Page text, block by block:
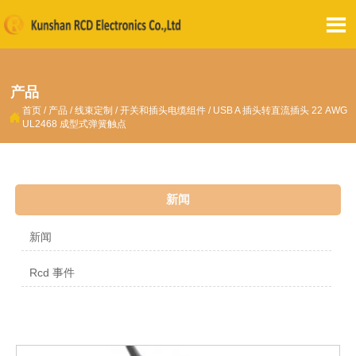

产品
 首页 / 产品 /线束定制 /开关和插头电缆组件 / USB A 插头转直流插头 22 AWG
UL2468 成型式弹簧触点
新闻
新闻
Rcd 事件